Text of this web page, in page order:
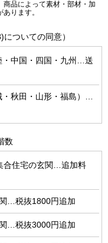
商品によって素材・部材・加
ります。
ついての同意）
中国・四国・九州…送
秋田・山形・福島）…
数
合住宅の玄関…追加料
…税抜1800円追加
…税抜3000円追加